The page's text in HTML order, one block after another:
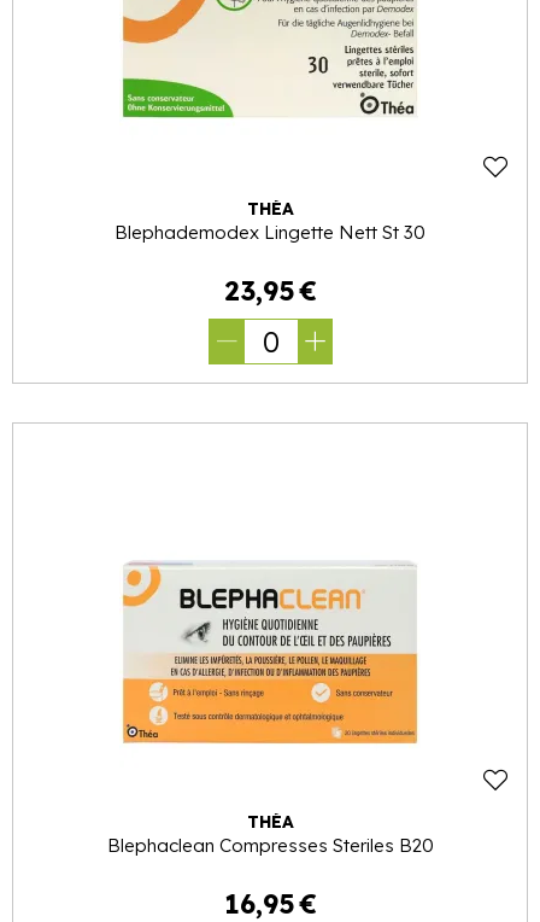
THÉA
Blephademodex Lingette Nett St 30
23,95€
0
THÉA
Blephaclean Compresses Steriles B20
16,95€